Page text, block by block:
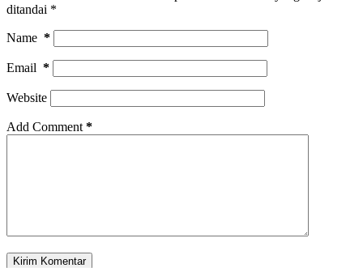
ditandai *
Name *
Email *
Website
Add Comment *
Kirim Komentar